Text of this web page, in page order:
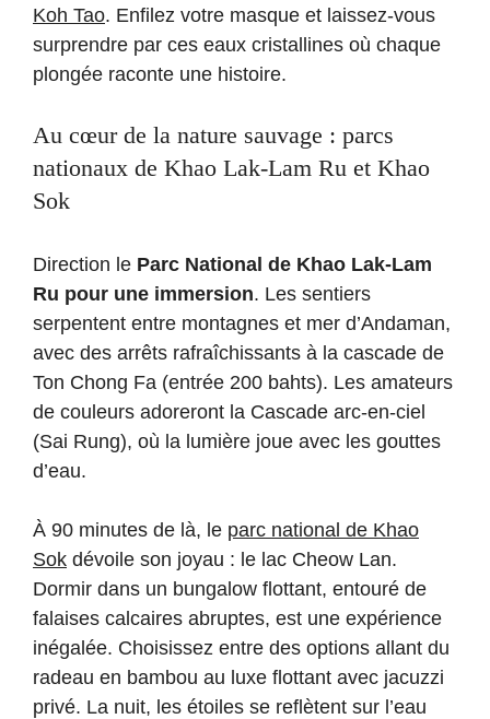
Koh Tao. Enfilez votre masque et laissez-vous
surprendre par ces eaux cristallines où chaque
plongée raconte une histoire.
Au cœur de la nature sauvage : parcs
nationaux de Khao Lak-Lam Ru et Khao
Sok
Direction le Parc National de Khao Lak-Lam
Ru pour une immersion. Les sentiers
serpentent entre montagnes et mer d’Andaman,
avec des arrêts rafraîchissants à la cascade de
Ton Chong Fa (entrée 200 bahts). Les amateurs
de couleurs adoreront la Cascade arc-en-ciel
(Sai Rung), où la lumière joue avec les gouttes
d’eau.
À 90 minutes de là, le parc national de Khao
Sok dévoile son joyau : le lac Cheow Lan.
Dormir dans un bungalow flottant, entouré de
falaises calcaires abruptes, est une expérience
inégalée. Choisissez entre des options allant du
radeau en bambou au luxe flottant avec jacuzzi
privé. La nuit, les étoiles se reflètent sur l’eau